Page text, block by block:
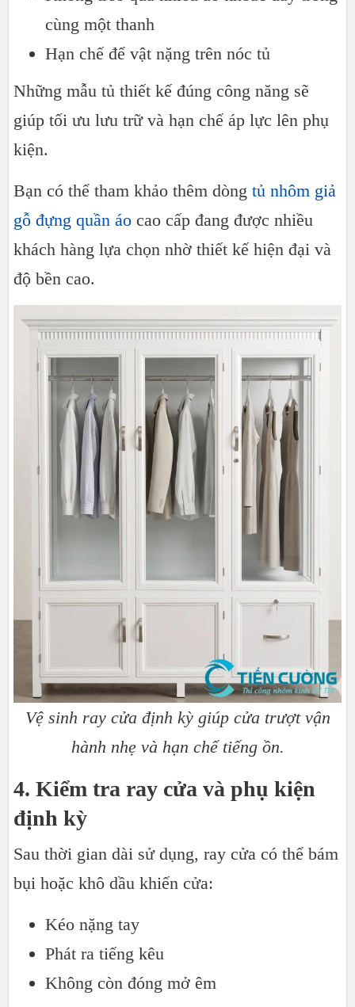
cùng một thanh
Hạn chế để vật nặng trên nóc tủ
Những mẫu tủ thiết kế đúng công năng sẽ
giúp tối ưu lưu trữ và hạn chế áp lực lên phụ
kiện.
Bạn có thể tham khảo thêm dòng tủ nhôm giả
gỗ đựng quần áo cao cấp đang được nhiều
khách hàng lựa chọn nhờ thiết kế hiện đại và
độ bền cao.
Vệ sinh ray cửa định kỳ giúp cửa trượt vận
hành nhẹ và hạn chế tiếng ồn.
4. Kiểm tra ray cửa và phụ kiện
định kỳ
Sau thời gian dài sử dụng, ray cửa có thể bám
bụi hoặc khô dầu khiến cửa:
Kéo nặng tay
Phát ra tiếng kêu
Không còn đóng mở êm